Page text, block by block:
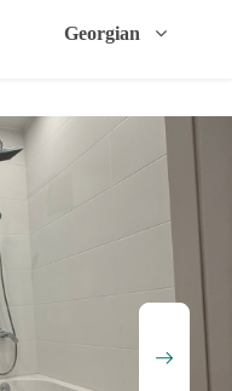
Georgian